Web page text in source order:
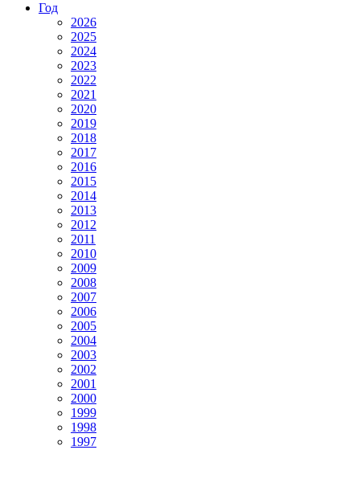
Год
2026
2025
2024
2023
2022
2021
2020
2019
2018
2017
2016
2015
2014
2013
2012
2011
2010
2009
2008
2007
2006
2005
2004
2003
2002
2001
2000
1999
1998
1997